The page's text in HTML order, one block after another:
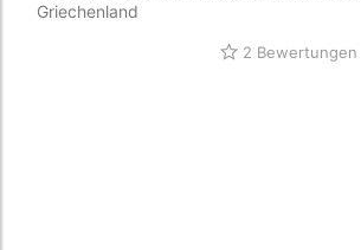
Griechenland
2 Bewertungen